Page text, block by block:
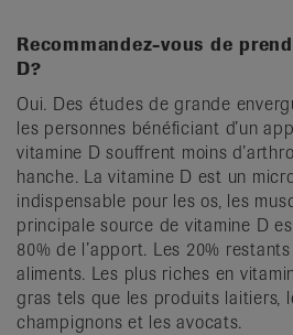
Recommandez-vous de
D?
Oui. Des études de grande
les personnes bénéficiant d’un
vitamine D souffrent moins
hanche. La vitamine D est un
indispensable pour les os, les
principale source de vitamine D
80% de l’apport. Les 20%
aliments. Les plus riches en
gras tels que les produits laitiers,
champignons et les avocats.